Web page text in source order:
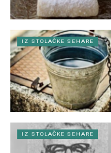
IZ STOLAČKE SEHARE
IZ STOLAČKE SEHARE